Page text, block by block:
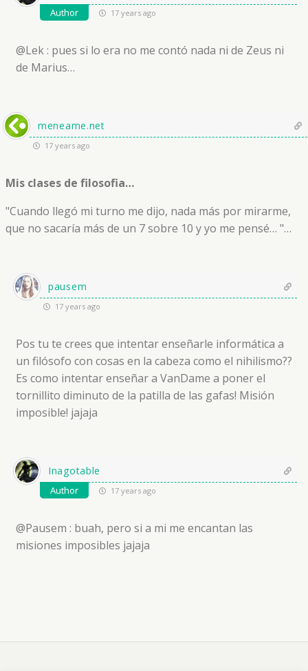
Author 17 years ago
@Lek : pues si lo era no me contó nada ni de Zeus ni
de Marius…
meneame.net
17 years ago
Mis clases de filosofia…
"Cuando llegó mi turno me dijo, nada más por mirarme,
que no sacaría más de un 7 sobre 10 y yo me pensé… "…
pausem
17 years ago
Pos tu te crees que intentar enseñarle informática a
un filósofo con cosas en la cabeza como el nihilismo??
Es como intentar enseñar a VanDame a poner el
tornillito diminuto de la patilla de las gafas! Misión
imposible! jajaja
Inagotable
Author 17 years ago
@Pausem : buah, pero si a mi me encantan las
misiones imposibles jajaja